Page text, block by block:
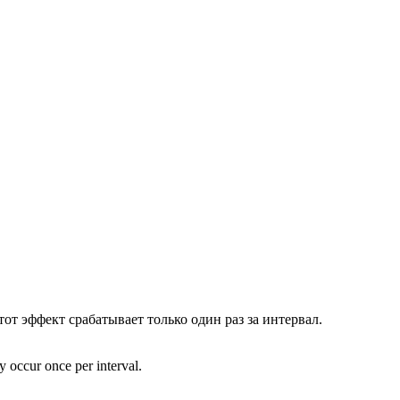
срабатывает только один раз за интервал.
occur once per interval.